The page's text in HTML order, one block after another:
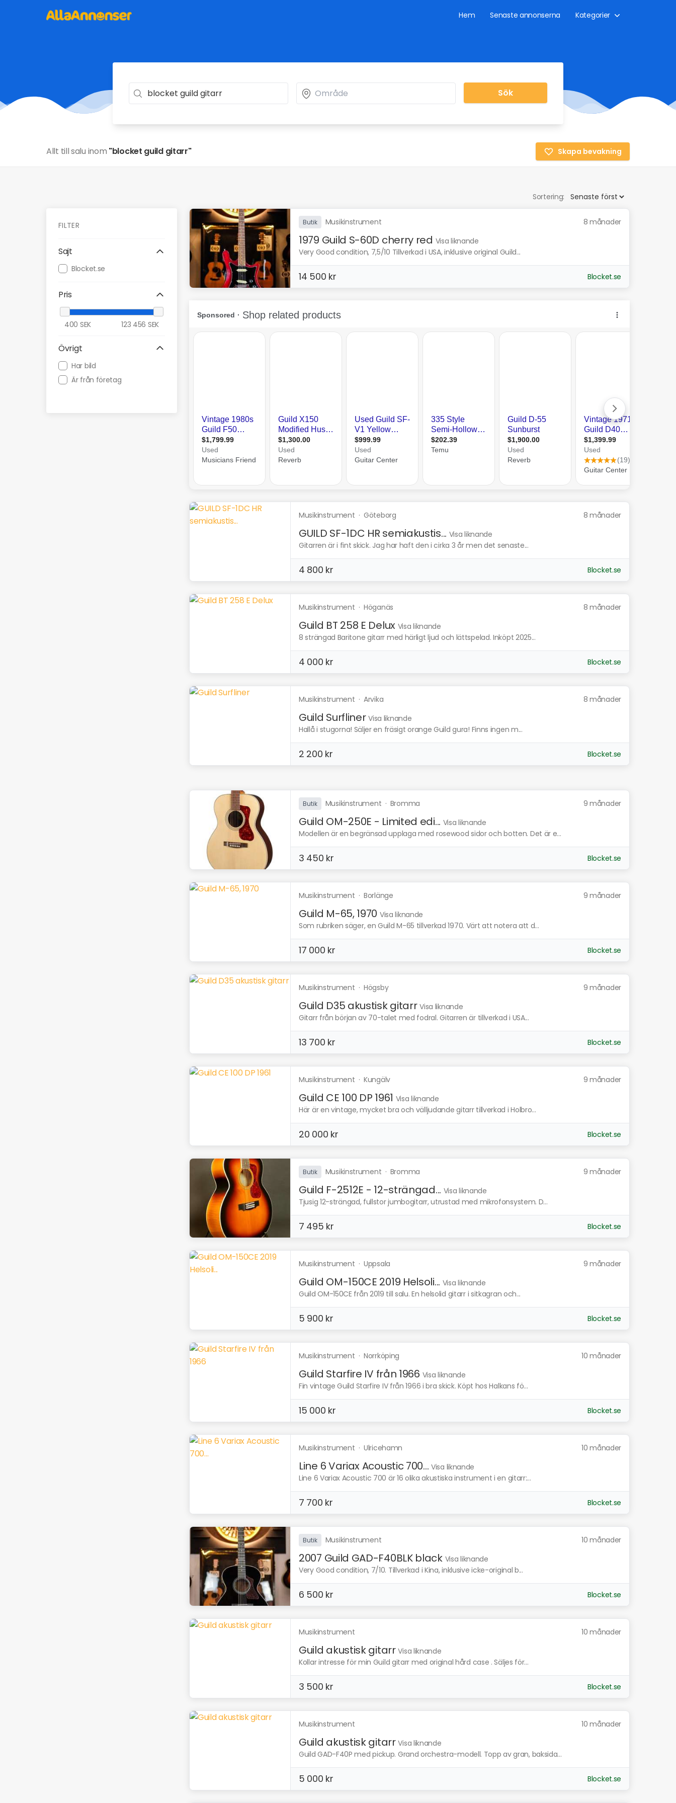
Hem Senaste annonserna Kategorier
Sök
Allt till salu inom "blocket guild gitarr" Skapa bevakning
Sortering:
FILTER
Sajt
Blocket.se
Pris
400 SEK 123 456 SEK
Övrigt
Har bild
Är från företag
Butik Musikinstrument 8 månader
1979 Guild S-60D cherry red Visa liknande
Very Good condition, 7,5/10 Tillverkad i USA, inklusive original Guild...
14 500 kr Blocket.se
Musikinstrument · Göteborg 8 månader
GUILD SF-1DC HR semiakustis... Visa liknande
Gitarren är i fint skick. Jag har haft den i cirka 3 år men det senaste...
4 800 kr Blocket.se
Musikinstrument · Höganäs 8 månader
Guild BT 258 E Delux Visa liknande
8 strängad Baritone gitarr med härligt ljud och lättspelad. Inköpt 2025...
4 000 kr Blocket.se
Musikinstrument · Arvika 8 månader
Guild Surfliner Visa liknande
Hallå i stugorna! Säljer en fräsigt orange Guild gura! Finns ingen m...
2 200 kr Blocket.se
Butik Musikinstrument · Bromma 9 månader
Guild OM-250E - Limited edi... Visa liknande
Modellen är en begränsad upplaga med rosewood sidor och botten. Det är e...
3 450 kr Blocket.se
Musikinstrument · Borlänge 9 månader
Guild M-65, 1970 Visa liknande
Som rubriken säger, en Guild M-65 tillverkad 1970. Värt att notera att d...
17 000 kr Blocket.se
Musikinstrument · Högsby 9 månader
Guild D35 akustisk gitarr Visa liknande
Gitarr från början av 70-talet med fodral. Gitarren är tillverkad i USA...
13 700 kr Blocket.se
Musikinstrument · Kungälv 9 månader
Guild CE 100 DP 1961 Visa liknande
Här är en vintage, mycket bra och välljudande gitarr tillverkad i Holbro...
20 000 kr Blocket.se
Butik Musikinstrument · Bromma 9 månader
Guild F-2512E - 12-strängad... Visa liknande
Tjusig 12-strängad, fullstor jumbogitarr, utrustad med mikrofonsystem. D...
7 495 kr Blocket.se
Musikinstrument · Uppsala 9 månader
Guild OM-150CE 2019 Helsoli... Visa liknande
Guild OM-150CE från 2019 till salu. En helsolid gitarr i sitkagran och...
5 900 kr Blocket.se
Musikinstrument · Norrköping 10 månader
Guild Starfire IV från 1966 Visa liknande
Fin vintage Guild Starfire IV från 1966 i bra skick. Köpt hos Halkans fö...
15 000 kr Blocket.se
Musikinstrument · Ulricehamn 10 månader
Line 6 Variax Acoustic 700... Visa liknande
Line 6 Variax Acoustic 700 är 16 olika akustiska instrument i en gitarr:...
7 700 kr Blocket.se
Butik Musikinstrument 10 månader
2007 Guild GAD-F40BLK black Visa liknande
Very Good condition, 7/10. Tillverkad i Kina, inklusive icke-original b...
6 500 kr Blocket.se
Musikinstrument 10 månader
Guild akustisk gitarr Visa liknande
Kollar intresse för min Guild gitarr med original hård case . Säljes för...
3 500 kr Blocket.se
Musikinstrument 10 månader
Guild akustisk gitarr Visa liknande
Guild GAD-F40P med pickup. Grand orchestra-modell. Topp av gran, baksida...
5 000 kr Blocket.se